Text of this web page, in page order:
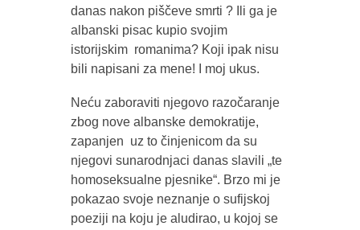
danas nakon piščeve smrti ? Ili ga je
albanski pisac kupio svojim
istorijskim romanima? Koji ipak nisu
bili napisani za mene! I moj ukus.
Neću zaboraviti njegovo razočaranje
zbog nove albanske demokratije,
zapanjen uz to činjenicom da su
njegovi sunarodnjaci danas slavili „te
homoseksualne pjesnike“. Brzo mi je
pokazao svoje neznanje o sufijskoj
poeziji na koju je aludirao, u kojoj se